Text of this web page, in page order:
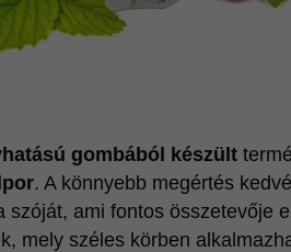
gombából készült
. A könnyebb megértés
szóját, ami fontos összetevője
mely széles körben